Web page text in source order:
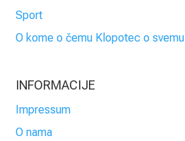
Sport
O kome o čemu Klopotec o svemu
INFORMACIJE
Impressum
O nama